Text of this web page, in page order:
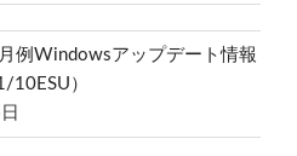
例Windowsアップデート情報
10ESU）